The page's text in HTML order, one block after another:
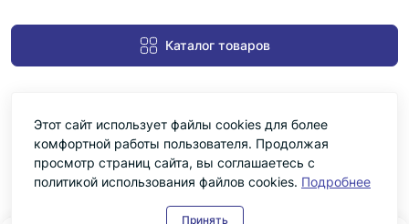
Каталог товаров
Черніка © 2026
Этот сайт использует файлы cookies для более
комфортной работы пользователя. Продолжая
просмотр страниц сайта, вы соглашаетесь с
политикой использования файлов cookies. Подробнее
Принять